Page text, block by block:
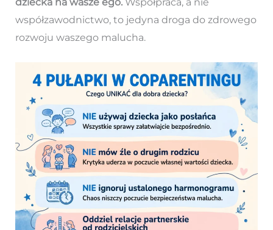
współzawodnictwo, to jedyna droga do zdrowego
rozwoju waszego malucha.